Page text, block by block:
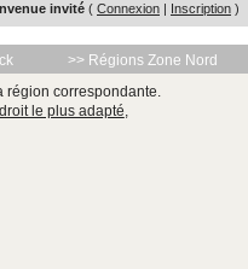
invité ( Connexion | Inscription )
>> Régions Zone Nord
région correspondante.
le plus adapté,